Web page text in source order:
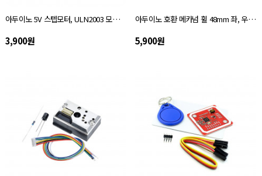
아두이노 5V 스텝모터, ULN2003 모터드라이버 모듈
3,900원
아두이노 호환 메카넘 휠 48mm 좌, 우 세트
5,900원